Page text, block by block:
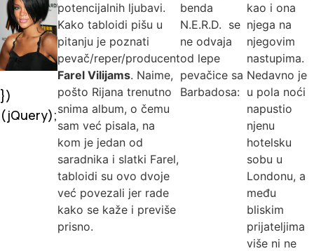
})
(jQuery);
potencijalnih ljubavi.
Kako tabloidi pišu u
pitanju je poznati
pevač/reper/producent
Farel Vilijams. Naime,
pošto Rijana trenutno
snima album, o čemu
sam već pisala, na
kom je jedan od
saradnika i slatki Farel,
tabloidi su ovo dvoje
već povezali jer rade
kako se kaže i previše
prisno.
benda
N.E.R.D. se
ne odvaja
od lepe
pevačice sa
Barbadosa:
kao i ona
njega na
njegovim
nastupima.
Nedavno je
u pola noći
napustio
njenu
hotelsku
sobu u
Londonu, a
među
bliskim
prijateljima
više ni ne